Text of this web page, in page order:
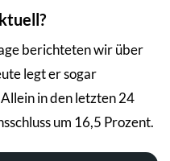
berichteten wir über
legt er sogar
in den letzten 24
um 16,5 Prozent.